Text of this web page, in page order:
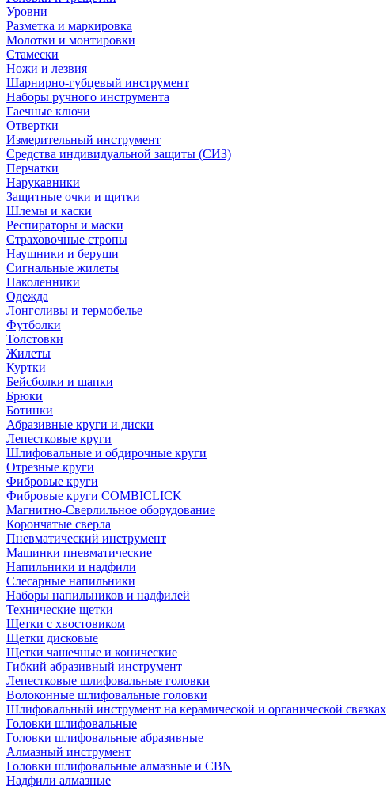
Уровни
Разметка и маркировка
Молотки и монтировки
Стамески
Ножи и лезвия
Шарнирно-губцевый инструмент
Наборы ручного инструмента
Гаечные ключи
Отвертки
Измерительный инструмент
Средства индивидуальной защиты (СИЗ)
Перчатки
Нарукавники
Защитные очки и щитки
Шлемы и каски
Респираторы и маски
Страховочные стропы
Наушники и беруши
Сигнальные жилеты
Наколенники
Одежда
Лонгсливы и термобелье
Футболки
Толстовки
Жилеты
Куртки
Бейсболки и шапки
Брюки
Ботинки
Абразивные круги и диски
Лепестковые круги
Шлифовальные и обдирочные круги
Отрезные круги
Фибровые круги
Фибровые круги COMBICLICK
Магнитно-Сверлильное оборудование
Корончатые сверла
Пневматический инструмент
Машинки пневматические
Напильники и надфили
Слесарные напильники
Наборы напильников и надфилей
Технические щетки
Щетки с хвостовиком
Щетки дисковые
Щетки чашечные и конические
Гибкий абразивный инструмент
Лепестковые шлифовальные головки
Волоконные шлифовальные головки
Шлифовальный инструмент на керамической и органической связках
Головки шлифовальные
Головки шлифовальные абразивные
Алмазный инструмент
Головки шлифовальные алмазные и CBN
Надфили алмазные